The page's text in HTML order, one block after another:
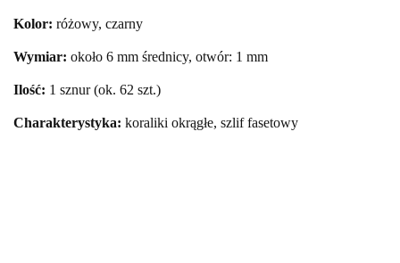
Kolor: różowy, czarny
Wymiar: około 6 mm średnicy, otwór: 1 mm
Ilość: 1 sznur (ok. 62 szt.)
Charakterystyka: koraliki okrągłe, szlif fasetowy